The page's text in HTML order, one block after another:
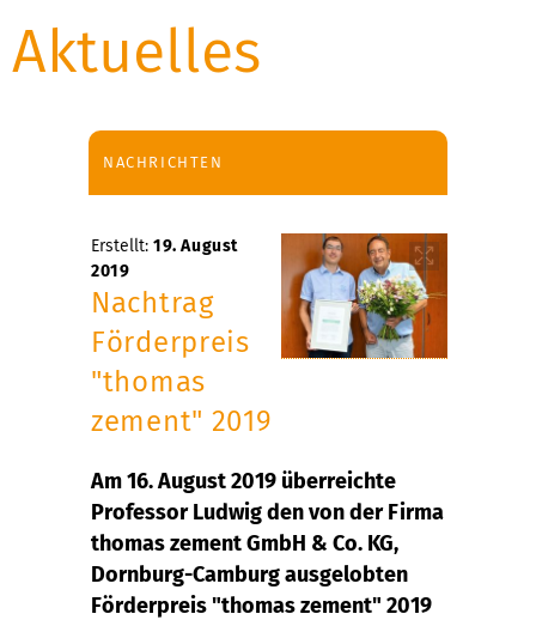
Aktuelles
NACHRICHTEN
Erstellt: 19. August
2019
Nachtrag
Förderpreis
"thomas
zement" 2019
Am 16. August 2019 überreichte
Professor Ludwig den von der Firma
thomas zement GmbH & Co. KG,
Dornburg-Camburg ausgelobten
Förderpreis "thomas zement" 2019